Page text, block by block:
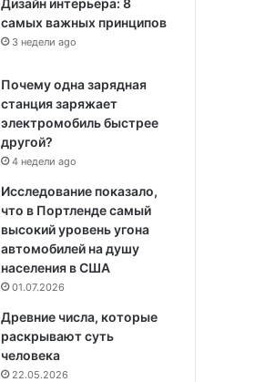
Дизайн интерьера: 8
самых важных принципов
3 недели ago
Почему одна зарядная
станция заряжает
электромобиль быстрее
другой?
4 недели ago
Исследование показало,
что в Портленде самый
высокий уровень угона
автомобилей на душу
населения в США
01.07.2026
Древние числа, которые
раскрывают суть
человека
22.05.2026